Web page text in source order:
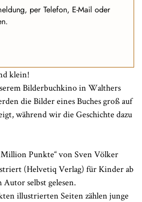
per Telefon, E-Mail oder
klein!
Bilderbuchkino in Walthers
die Bilder eines Buches groß auf
während wir die Geschichte dazu
Million Punkte“ von Sven Völker
(Helvetiq Verlag) für Kinder ab
selbst gelesen.
illustrierten Seiten zählen junge